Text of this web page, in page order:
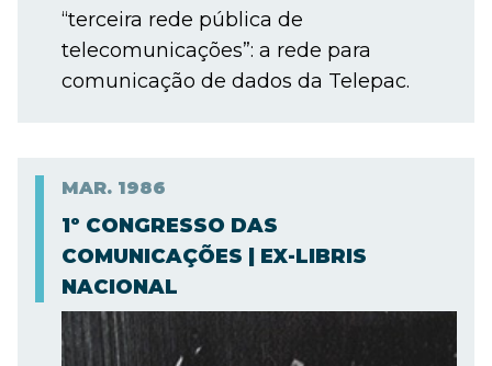
“terceira rede pública de
telecomunicações”: a rede para
comunicação de dados da Telepac.
MAR. 1986
1º CONGRESSO DAS
COMUNICAÇÕES | EX-LIBRIS
NACIONAL